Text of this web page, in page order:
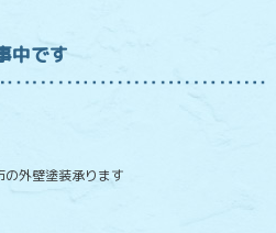
中です
外壁塗装承ります